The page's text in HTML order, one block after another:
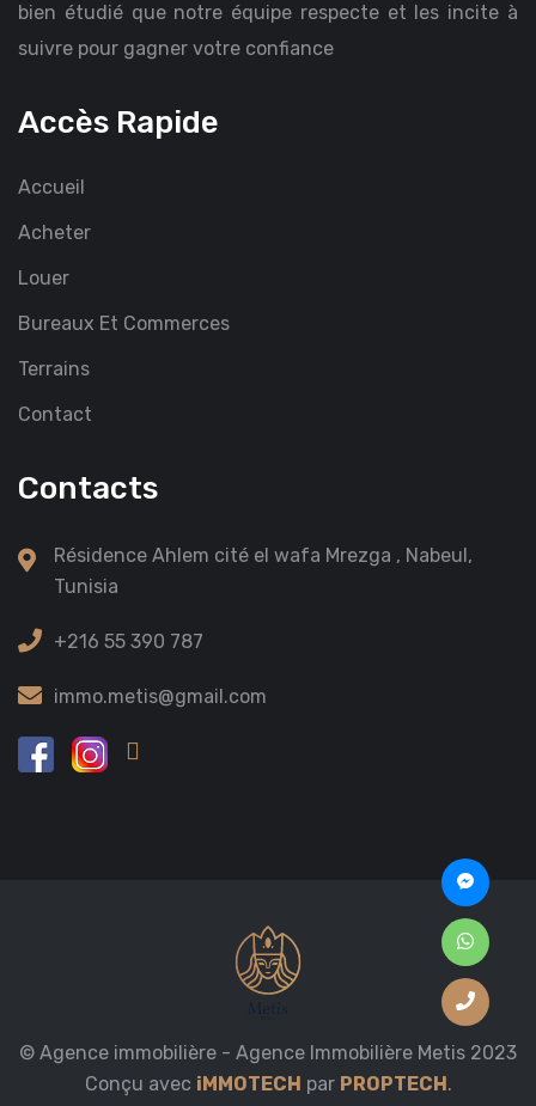
bien étudié que notre équipe respecte et les incite à
suivre pour gagner votre confiance
Accès Rapide
Accueil
Acheter
Louer
Bureaux Et Commerces
Terrains
Contact
Contacts
Résidence Ahlem cité el wafa Mrezga , Nabeul,
Tunisia
+216 55 390 787
immo.metis@gmail.com
© Agence immobilière - Agence Immobilière Metis 2023
Conçu avec iMMOTECH par PROPTECH.